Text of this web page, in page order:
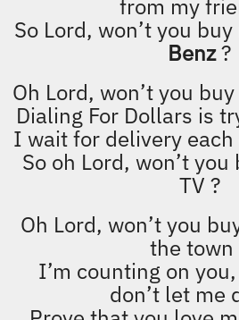
Oh Lord, won’t you
Benz ?
My friends all drive
make
Worked hard all my
from my
So oh Lord, won’t
Mercedes
That’s